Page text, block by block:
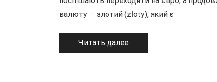
валюту — злотий (złoty), який є
Читать далее